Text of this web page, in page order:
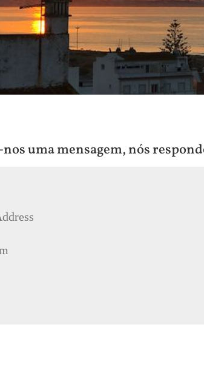
uma mensagem, nós